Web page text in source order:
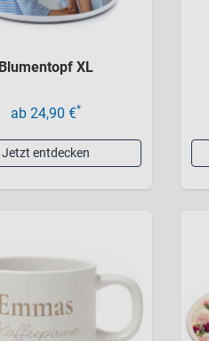
Blumentopf XL
ab 24,90 €*
Jetzt entdecken